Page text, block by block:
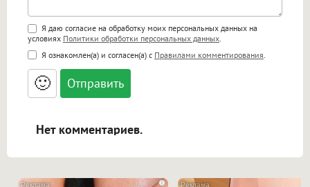
Поддержка HTML
<b>, <strong>, <u>, <i>, <em>, <s>, <big>,
<small>, <sup>, <sub>, <pre>, <ul>, <ol>, <li>,
<blockquote>, <code> экранирует HTML,
адреса URL автоматически становятся
ссылками, и [img]адрес[/img] будет
Я даю согласие на обработку моих персональных данных на
условиях Политики обработки персональных данных
Я ознакомлен(а) и согласен(а) с Правилами комментирования
🙂
Нет комментариев.
i